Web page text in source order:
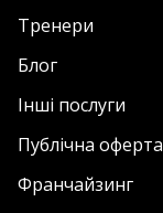
Тренери
Блог
Інші послуги
Публічна оферта
Франчайзинг